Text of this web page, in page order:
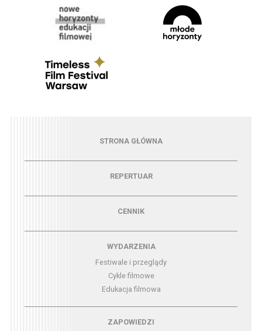
Menu - strona główna
STRONA GŁÓWNA
Menu - repertuarREPERTUAR
CENNIK
Menu - wydarzeniaWYDARZENIA
Festiwale i przeglądy
Cykle filmowe
Edukacja filmowa
Menu - zapowiedziZAPOWIEDZI